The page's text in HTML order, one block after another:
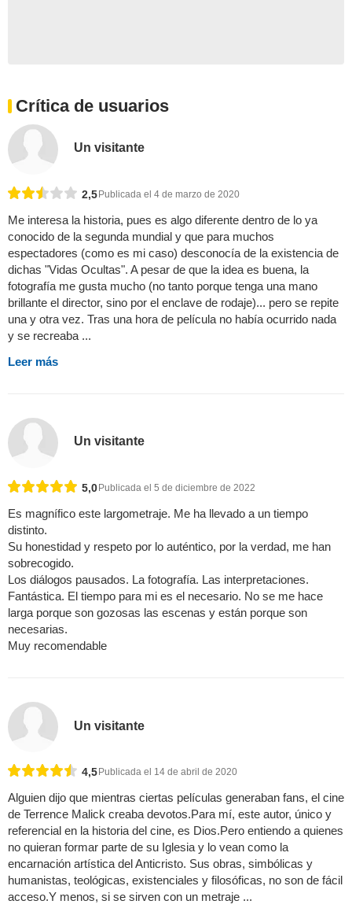
Crítica de usuarios
Un visitante
2,5Publicada el 4 de marzo de 2020
Me interesa la historia, pues es algo diferente dentro de lo ya
conocido de la segunda mundial y que para muchos
espectadores (como es mi caso) desconocía de la existencia de
dichas "Vidas Ocultas". A pesar de que la idea es buena, la
fotografía me gusta mucho (no tanto porque tenga una mano
brillante el director, sino por el enclave de rodaje)... pero se repite
una y otra vez. Tras una hora de película no había ocurrido nada
y se recreaba ...
Leer más
Un visitante
5,0 Publicada el 5 de diciembre de 2022
Es magnífico este largometraje. Me ha llevado a un tiempo
distinto.
Su honestidad y respeto por lo auténtico, por la verdad, me han
sobrecogido.
Los diálogos pausados. La fotografía. Las interpretaciones.
Fantástica. El tiempo para mi es el necesario. No se me hace
larga porque son gozosas las escenas y están porque son
necesarias.
Muy recomendable
Un visitante
4,5 Publicada el 14 de abril de 2020
Alguien dijo que mientras ciertas películas generaban fans, el cine
de Terrence Malick creaba devotos.Para mí, este autor, único y
referencial en la historia del cine, es Dios.Pero entiendo a quienes
no quieran formar parte de su Iglesia y lo vean como la
encarnación artística del Anticristo. Sus obras, simbólicas y
humanistas, teológicas, existenciales y filosóficas, no son de fácil
acceso.Y menos, si se sirven con un metraje ...